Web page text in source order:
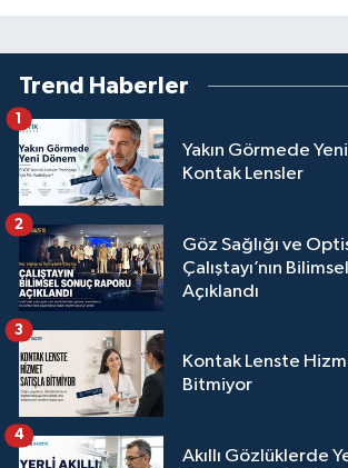
Trend Haberler
Yakın Görmede
Kontak Lensler
1
Göz Sağlığı ve
Çalıştayı’nın
Açıklandı
2
Kontak Lenste
Bitmiyor
3
Akıllı Gözlüklerde
4